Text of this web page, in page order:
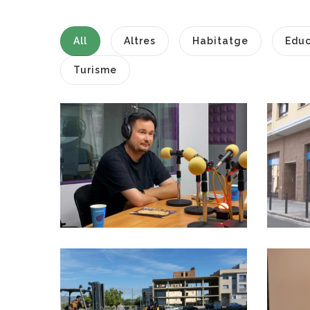
All Altres Habitatge
Turisme
ENTREVISTA A
ALFONS RIBAS.
CONSELLER DE
COMUNICACIÓ AL
CONSELL
Altres
Comarcal Del Baix
Penedès Denuncia
El Menysteniment